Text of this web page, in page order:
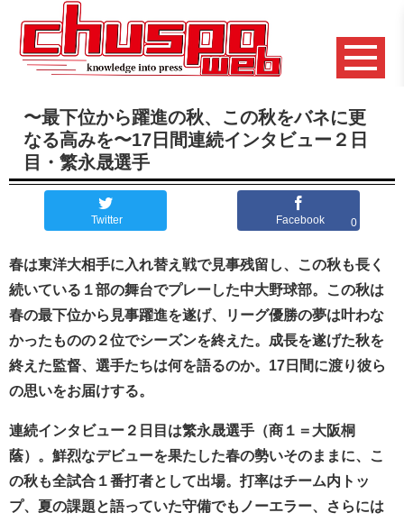
〜最下位から躍進の秋、この秋をバネに更
なる高みを〜17日間連続インタビュー２日
目・繁永晟選手
Twitter Facebook 0
春は東洋大相手に入れ替え戦で見事残留し、この秋も長く
続いている１部の舞台でプレーした中大野球部。この秋は
春の最下位から見事躍進を遂げ、リーグ優勝の夢は叶わな
かったものの２位でシーズンを終えた。成長を遂げた秋を
終えた監督、選手たちは何を語るのか。17日間に渡り彼ら
の思いをお届けする。
連続インタビュー２日目は繁永晟選手（商１＝大阪桐
蔭）。鮮烈なデビューを果たした春の勢いそのままに、こ
の秋も全試合１番打者として出場。打率はチーム内トッ
プ、夏の課題と語っていた守備でもノーエラー、さらには